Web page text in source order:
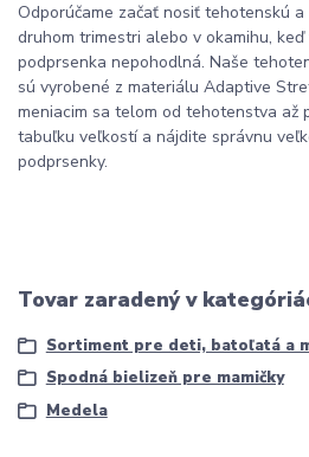
Odporúčame začať nosiť tehotenskú
druhom trimestri alebo v okamihu,
podprsenka nepohodlná. Naše
sú vyrobené z materiálu Adaptive
meniacim sa telom od tehotenstva až
tabuľku veľkostí a nájdite správnu
podprsenky.
Tovar zaradený v
Sortiment pre deti, batoľatá a
Spodná bielizeň pre mamičky
Medela